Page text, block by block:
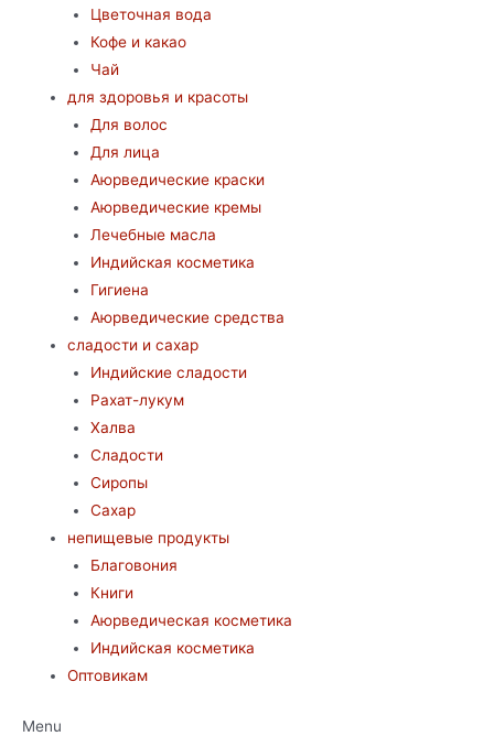
Цветочная вода
Кофе и какао
Чай
для здоровья и красоты
Для волос
Для лица
Аюрведические краски
Аюрведические кремы
Лечебные масла
Индийская косметика
Гигиена
Аюрведические средства
сладости и сахар
Индийские сладости
Рахат-лукум
Халва
Сладости
Сиропы
Сахар
непищевые продукты
Благовония
Книги
Аюрведическая косметика
Индийская косметика
Оптовикам
Menu